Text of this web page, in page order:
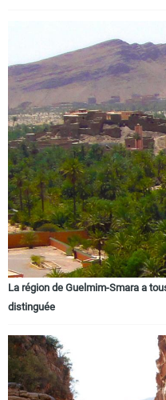
La région de Guelmim-Smara a
distinguée